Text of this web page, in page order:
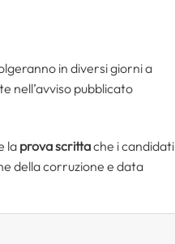
in diversi giorni a
nell’avviso pubblicato
laprova scrittache i candidati
della corruzione e data